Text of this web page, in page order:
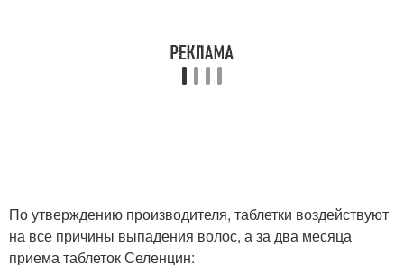
По утверждению производителя, таблетки воздействуют
на все причины выпадения волос, а за два месяца
приема таблеток Селенцин: